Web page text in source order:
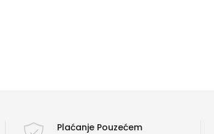
Plaćanje Pouzećem